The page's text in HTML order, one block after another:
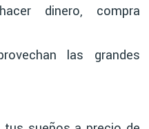
dinero, compra
las grandes